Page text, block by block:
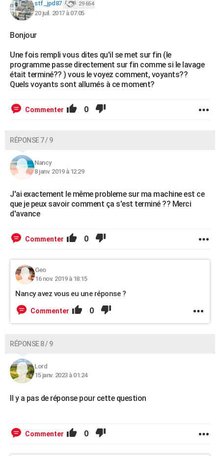
stf_jpd87 29 654
20 juil. 2017 à 07:05
Bonjour
Une fois rempli vous dites qu'il se met sur fin (le
programme passe directement sur fin comme si le lavage
était terminé?? ) vous le voyez comment, voyants??
Quels voyants sont allumés à ce moment?
Commenter 0
RÉPONSE 7 / 9
Nancy
8 janv. 2019 à 12:29
J'ai exactement le même probleme sur ma machine est ce
que je peux savoir comment ça s'est terminé ?? Merci
d'avance
Commenter 0
Geo
16 nov. 2019 à 18:15
Nancy avez vous eu une réponse ?
Commenter 0
RÉPONSE 8 / 9
Lord
15 janv. 2023 à 01:24
Il y a pas de réponse pour cette question
Commenter 0